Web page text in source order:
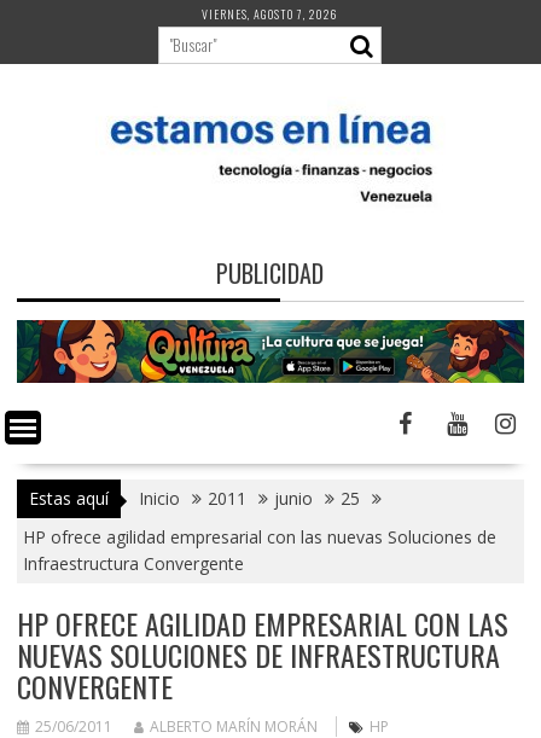
contenido
VIERNES, AGOSTO 7, 2026
PUBLICIDAD
Estas aquí Inicio 2011 junio
25
HP ofrece agilidad empresarial con las nuevas Soluciones de
Infraestructura Convergente
HP OFRECE AGILIDAD EMPRESARIAL CON LAS
NUEVAS SOLUCIONES DE INFRAESTRUCTURA
CONVERGENTE
25/06/2011 ALBERTO MARÍN MORÁN HP